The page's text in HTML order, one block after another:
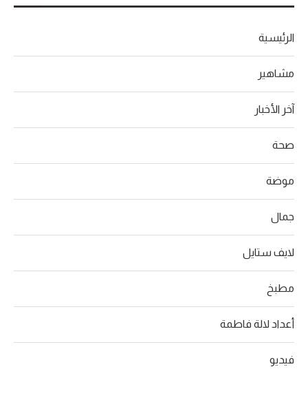
الرئيسية
مشاهير
آخر الأخبار
صحة
موضة
جمال
لايف ستايل
مطبخ
أعداد لالة فاطمة
فيديو